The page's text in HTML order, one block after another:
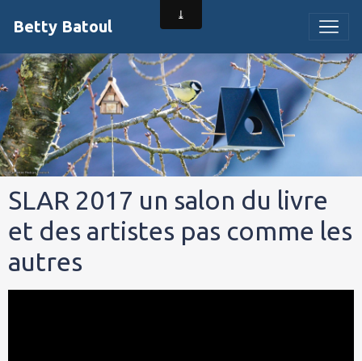
Betty Batoul
SLAR 2017 un salon du livre
et des artistes pas comme les
autres